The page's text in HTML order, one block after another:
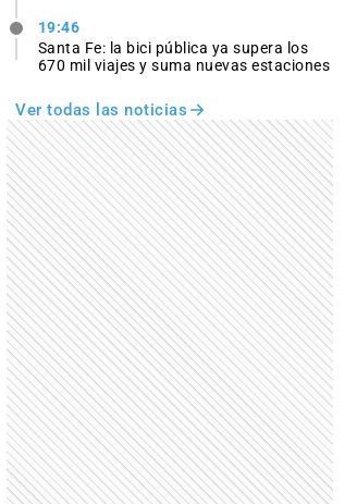
19:46
Santa Fe: la bici pública ya supera los
670 mil viajes y suma nuevas estaciones
Ver todas las noticias